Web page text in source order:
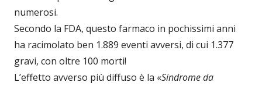
numerosi.
Secondo la FDA, questo farmaco in pochissimi anni
ha racimolato ben 1.889 eventi avversi, di cui 1.377
gravi, con oltre 100 morti!
L’effetto avverso più diffuso è la «Sindrome da